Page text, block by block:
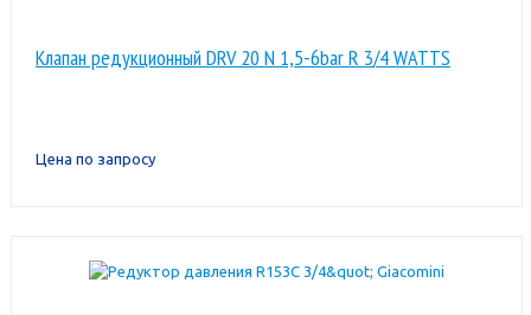
Клапан редукционный DRV 20 N 1,5-6bar R 3/4 WATTS
Цена по запросу